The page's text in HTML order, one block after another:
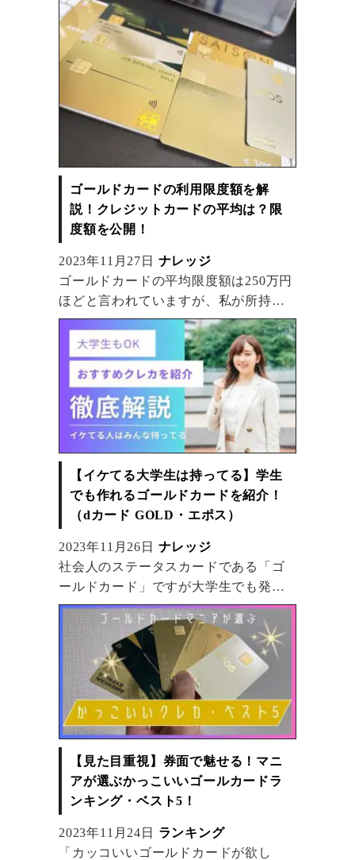
カードが発行できます。
年間50万円の利用で完全招待制のイオ
ンゴールドカードへのインビテーショ
ンが届きます。
空港のラウンジが無料で利用できるほ
か、イオン系列の店舗でゴールドカー
ド会員限定のキャンペーンも不定期に
開催されています。
ゴールドカードの利用限度額を解
説！クレジットカードの平均は？限
度額を公開！
2023年11月27日 ナレッジ
ゴールドカードの平均限度額は250万円
ほどと言われていますが、私が所持し
ているゴールドカード6枚の実際の限度
額を紹介します！
なお、利用限度額は人によって異なっ
てきますのであくまで参考程度の情報
としてください。
ゴールドカードの利用限度額が気にな
る！JCBカードやエポスカードなど、人
気のゴールドカード6枚を限度額が高い
順に公開。
高級なサービスを提供するカードの利
用上限を比較。
【イケてる大学生は持ってる】学生
でも作れるゴールドカードを紹介！
（dカード GOLD・エポス）
2023年11月26日 ナレッジ
社会人のステータスカードである「ゴ
ールドカード」ですが大学生でも発行
できるゴールドカードも存在します！
この記事では学生の間はお得に利用で
きる一般のクレジットカード・大学生
でも発行できるゴールドカードを詳し
く解説します！
ぜひ最後までお付き合いください。
【見た目重視】券面で魅せる！マニ
アが選ぶかっこいいゴールカードラ
ンキング・ベスト5！
2023年11月24日
ランキング
「カッコいいゴールドカードが欲し